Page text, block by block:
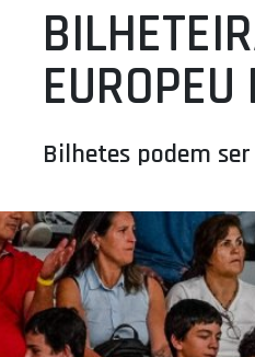
COMPETIÇÕES
ASSOCIAÇÕES
CLUBES
AGENTES
AGENDA
SELEÇÕES
MINIBASQUETE
ÁREA TÉCNICA
PROJETOS
Bilhetes podem